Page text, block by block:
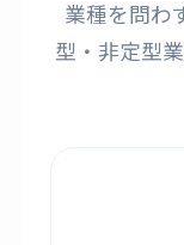
業種を問わ
型・非定型